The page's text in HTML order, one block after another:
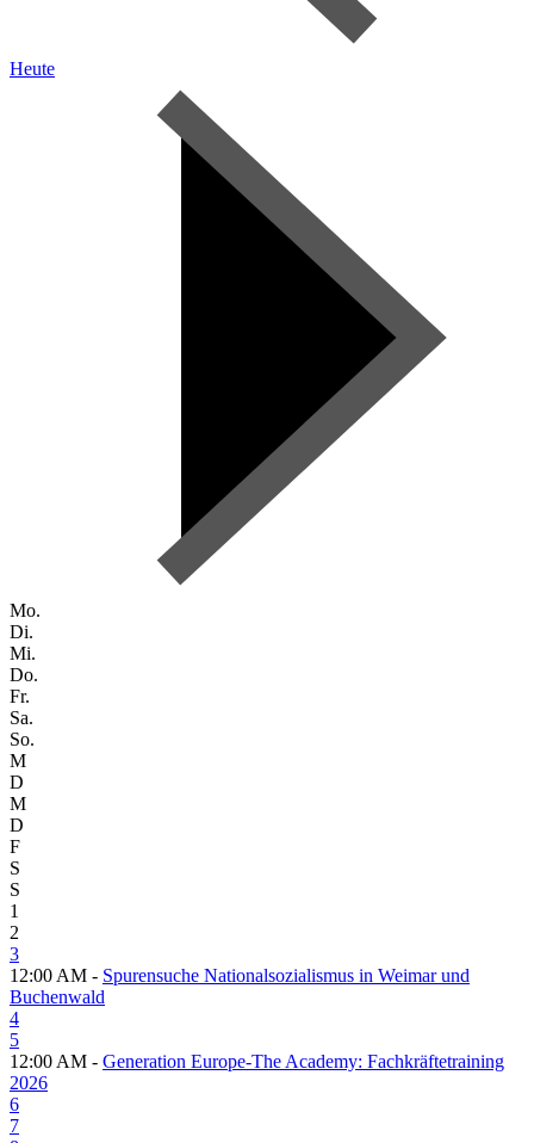
Heute
Mo.
Di.
Mi.
Do.
Fr.
Sa.
So.
M
D
M
D
F
S
S
1
2
3
12:00 AM - Spurensuche Nationalsozialismus in Weimar und
Buchenwald
4
5
12:00 AM - Generation Europe-The Academy: Fachkräftetraining
2026
6
7